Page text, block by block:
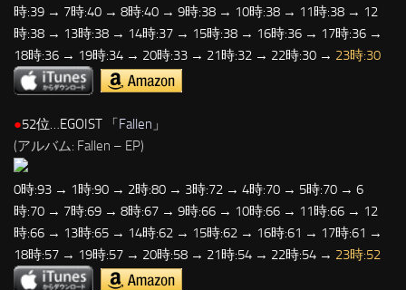
時:39 → 7時:40 → 8時:40 → 9時:38 → 10時:38 → 11時:38 → 12
時:38 → 13時:38 → 14時:37 → 15時:38 → 16時:36 → 17時:36 →
18時:36 → 19時:34 → 20時:33 → 21時:32 → 22時:30 → 23時:30
●52位…EGOIST 「Fallen 」
(アルバム: Fallen – EP)
0時:93 → 1時:90 → 2時:80 → 3時:72 → 4時:70 → 5時:70 → 6
時:70 → 7時:69 → 8時:67 → 9時:66 → 10時:66 → 11時:66 → 12
時:66 → 13時:65 → 14時:62 → 15時:62 → 16時:61 → 17時:61 →
18時:57 → 19時:57 → 20時:58 → 21時:54 → 22時:54 → 23時:52